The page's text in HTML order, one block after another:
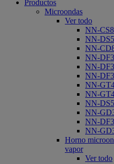
Productos
Microondas
Ver todo
NN-
NN-
NN-
NN-
NN-
NN-
NN-
NN-
NN-
NN-
NN-
NN-
Horno
vapor
Ver todo